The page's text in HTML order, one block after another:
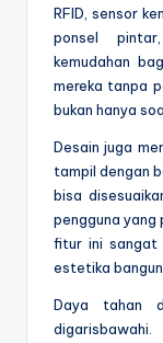
RFID, sensor
ponsel
kemudahan
mereka tanpa
bukan hanya
Desain juga
tampil dengan
bisa
pengguna yang
fitur ini sangat
estetika
Daya tahan